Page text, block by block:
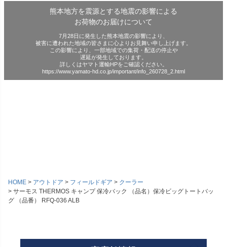
熊本地方を震源とする地震の影響による
お荷物のお届けについて
7月28日に発生した熊本地震の影響により、
被害に遭われた地域の皆さまに心よりお見舞い申し上げます。
この影響により、一部地域での集荷・配送の停止や
遅延が発生しております。
詳しくはヤマト運輸HPをご確認ください。
https://www.yamato-hd.co.jp/important/info_260728_2.html
HOME アウトドア フィールドギア
クーラー
サーモス THERMOS キャンプ 保冷バック （品名）保冷ビッグトートバッ
グ （品番） RFQ-036 ALB